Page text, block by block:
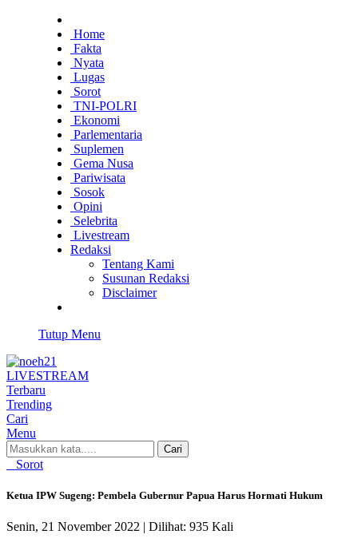
Home
Fakta
Nyata
Lugas
Sorot
TNI-POLRI
Ekonomi
Parlementaria
Suplemen
Gema Nusa
Pariwisata
Sosok
Opini
Selebrita
Livestream
Redaksi
Tentang Kami
Susunan Redaksi
Disclaimer
Tutup Menu
LIVESTREAM
Terbaru
Trending
Cari
Menu
Cari
Sorot
Ketua IPW Sugeng: Pembela Gubernur Papua Harus Hormati Hukum
Senin, 21 November 2022 | Dilihat: 935 Kali